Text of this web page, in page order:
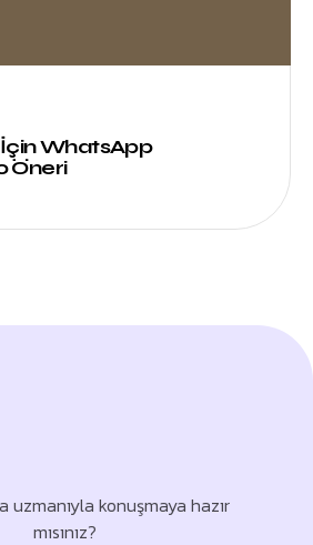
WhatsApp
Öneri
uzmanıyla konuşmaya hazır
mısınız?